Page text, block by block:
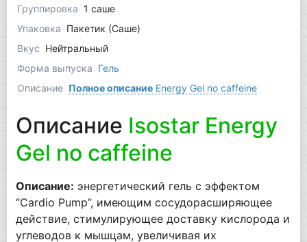
Группировка 1 саше
Упаковка Пакетик (Саше)
Вкус Нейтральный
Форма выпуска Гель
Описание Полное описаниеEnergy Gel no caffeine
Описание Isostar Energy
Gel no caffeine
Описание: энергетический гель с эффектом
“Cardio Pump”, имеющим сосудорасширяющее
действие, стимулирующее доставку кислорода и
углеводов к мышцам, увеличивая их